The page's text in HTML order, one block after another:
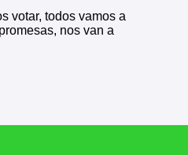
votar, todos vamos a
nos van a